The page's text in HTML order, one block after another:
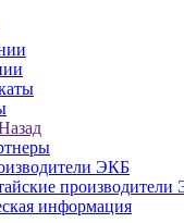
ЭКБ
производители
информация